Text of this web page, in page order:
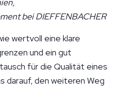
bei DIEFFENBACHER
wertvoll eine klare
und ein gut
für die Qualität eines
darauf, den weiteren Weg